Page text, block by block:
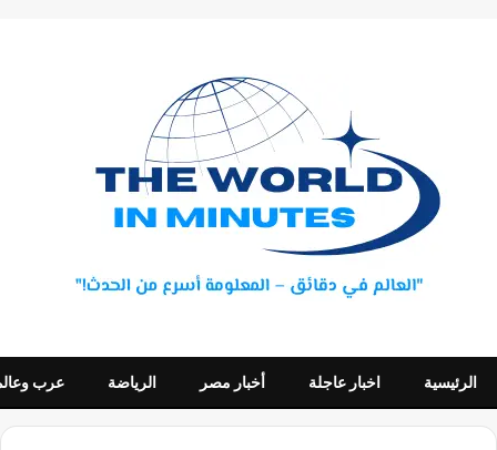
الرئيسية اخبار عاجلة أخبار مصر الرياضة عرب